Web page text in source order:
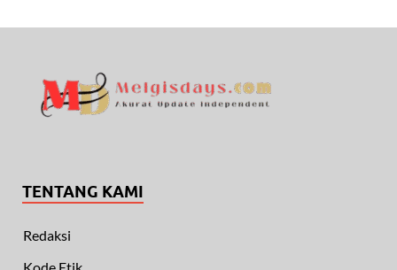
TENTANG KAMI
Redaksi